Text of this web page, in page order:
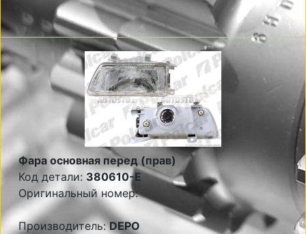
Фара основная перед (прав)
Код детали: 380610-E
Оригинальный номер:
Производитель:DEPO